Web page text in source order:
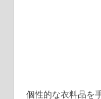
個性的な衣料品を